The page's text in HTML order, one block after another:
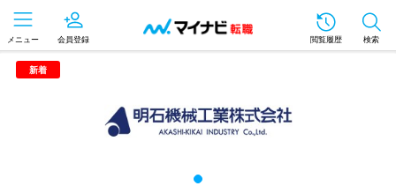
メニュー 会員登録 閲覧履歴 検索
新着